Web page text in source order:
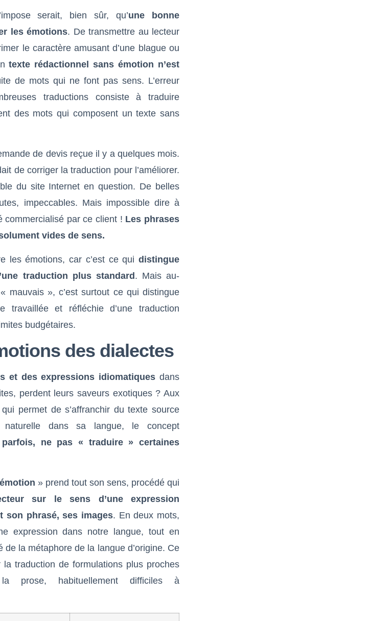
serait, bien sûr, qu’une bonne
les émotions. De transmettre au lecteur
le caractère amusant d’une blague ou
texte rédactionnel sans émotion n’est
de mots qui ne font pas sens. L’erreur
traductions consiste à traduire
des mots qui composent un texte sans
de devis reçue il y a quelques mois.
de corriger la traduction pour l’améliorer.
du site Internet en question. De belles
impeccables. Mais impossible dire à
commercialisé par ce client ! Les phrases
vides de sens.
les émotions, car c’est ce qui distingue
traduction plus standard . Mais au-
mauvais », c’est surtout ce qui distingue
et réfléchie d’une traduction
budgétaires.
des dialectes
et des expressions idiomatiques dans
perdent leurs saveurs exotiques ? Aux
permet de s’affranchir du texte source
naturelle dans sa langue, le concept
ne pas « traduire » certaines
» prend tout son sens, procédé qui
sur le sens d’une expression
son phrasé, ses images. En deux mots,
expression dans notre langue, tout en
la métaphore de la langue d’origine. Ce
traduction de formulations plus proches
habituellement difficiles à